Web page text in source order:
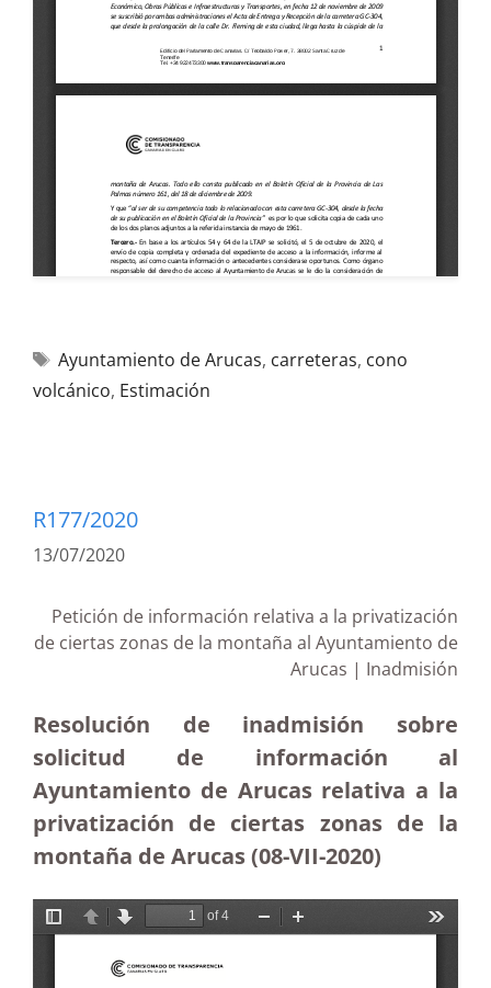
Ayuntamiento de Arucas, carreteras, cono
volcánico, Estimación
R177/2020
13/07/2020
Petición de información relativa a la privatización
de ciertas zonas de la montaña al Ayuntamiento de
Arucas | Inadmisión
Resolución de inadmisión sobre
solicitud de información al
Ayuntamiento de Arucas relativa a la
privatización de ciertas zonas de la
montaña de Arucas (08-VII-2020)